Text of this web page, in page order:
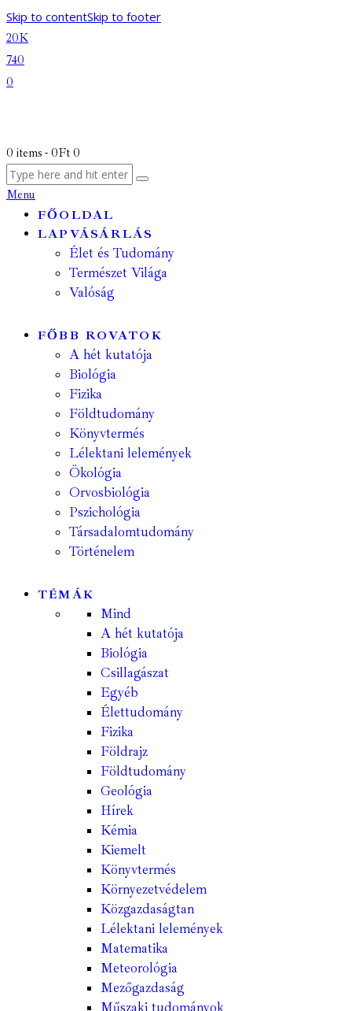
Skip to contentSkip to footer
20K
740
0
0 items - 0Ft 0
Menu
FŐOLDAL
LAPVÁSÁRLÁS
Élet és Tudomány
Természet Világa
Valóság
FŐBB ROVATOK
A hét kutatója
Biológia
Fizika
Földtudomány
Könyvtermés
Lélektani lelemények
Ökológia
Orvosbiológia
Pszichológia
Társadalomtudomány
Történelem
TÉMÁK
Mind
A hét kutatója
Biológia
Csillagászat
Egyéb
Élettudomány
Fizika
Földrajz
Földtudomány
Geológia
Hírek
Kémia
Kiemelt
Könyvtermés
Környezetvédelem
Közgazdaságtan
Lélektani lelemények
Matematika
Meteorológia
Mezőgazdaság
Műszaki tudományok